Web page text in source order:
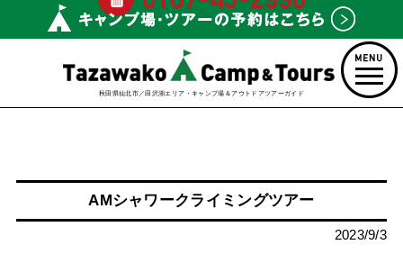
秋田県仙北市／田沢湖エリア・キャンプ場＆アウトドアツアーガイド
AMシャワークライミングツアー
2023/9/3